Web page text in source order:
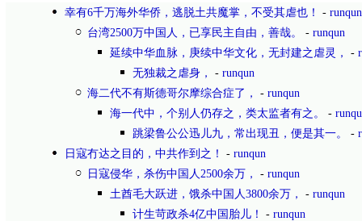
幸有6千万海外华侨，逃脱土共魔掌，不受其虐也！
- runqun
台湾2500万中国人，已享民主自由，善哉。
- runqun
延续中华血脉，庚续中华文化，无封建之虐灵，
-
无独裁之虐身，
- runqun
海二代不有斯德哥尔摩综合症了，
- runqun
海一代中，个别人仍存之，类太监者有之。
-
跳梁鲁公公迅儿九，常出现丑，便是其一。
-
日寇冇达之目的，中共作到之！
- runqun
日寇侵华，杀伤中国人2500余万，
- runqun
土酋毛大跃进，饿杀中国人3800余万，
- runqun
计生苛政杀4亿中国胎儿！
- runqun